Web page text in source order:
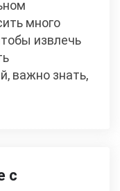
много
извлечь
важно знать,
с